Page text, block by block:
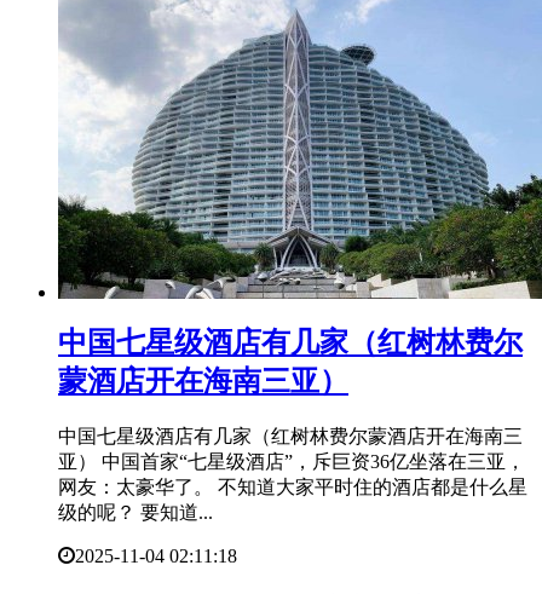
​中国七星级酒店有几家（红树林费尔
蒙酒店开在海南三亚）
中国七星级酒店有几家（红树林费尔蒙酒店开在海南三
亚） 中国首家“七星级酒店”，斥巨资36亿坐落在三亚，
网友：太豪华了。 不知道大家平时住的酒店都是什么星
级的呢？ 要知道...
2025-11-04 02:11:18